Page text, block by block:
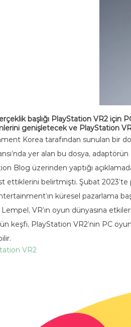
başlığı PlayStation VR2
genişletecek ve PlayStation
Korea tarafından sunulan bir
yer alan bu dosya,
Blog üzerinden yaptığı
ettiklerini belirtmişti. Şubat 2023’te
küresel pazarlama
Lempel, VR’ın oyun dünyasına
keşfi, PlayStation VR2’nin PC
VR2